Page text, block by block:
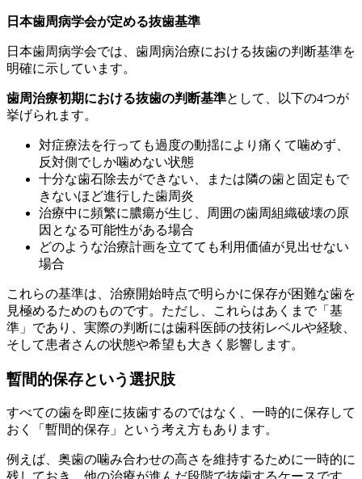
日本歯周病学会が定める抜歯基準
日本歯周病学会では、歯周病治療における抜歯の判断基準を
明確に示しています。
歯周治療初期における抜歯の判断基準として、以下の4つが
挙げられます。
対症療法を行っても過度の動揺により痛くて噛めず、
反対側でしか噛めない状態
十分な歯石除去ができない、または隣の歯と固定もで
きないほど進行した歯周炎
治療中に頻繁に膿瘍が生じ、周囲の歯周組織破壊の原
因となる可能性がある場合
どのような治療計画を立てても利用価値が見出せない
場合
これらの基準は、治療開始時点で明らかに保存が困難な歯を
見極めるためのものです。ただし、これらはあくまで「基
準」であり、実際の判断には歯科医師の技術レベルや経験、
そして患者さんの状態や希望も大きく影響します。
暫間的保存という選択肢
すべての歯を即座に抜歯するのではなく、一時的に保存して
おく「暫間的保存」という考え方もあります。
例えば、奥歯の噛み合わせの高さを維持するために一時的に